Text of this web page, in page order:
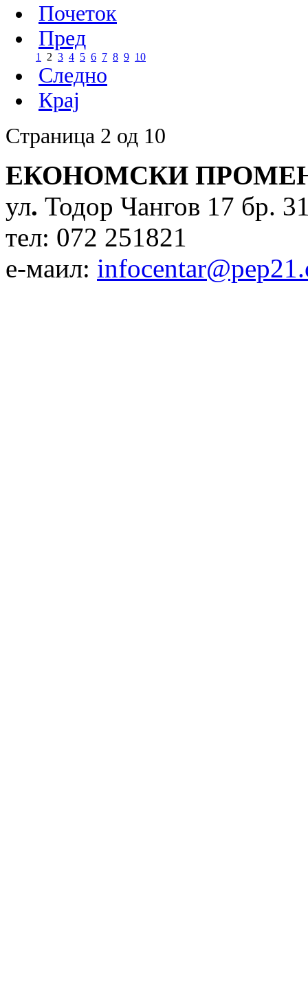
Почеток
Пред
1 2 3 4 5 6 7 8 9 10
Следно
Крај
Страница 2 од 10
ЕКОНОМСКИ
ул. Тодор Чангов 17 бр.
тел: 072 251821
е-маил: